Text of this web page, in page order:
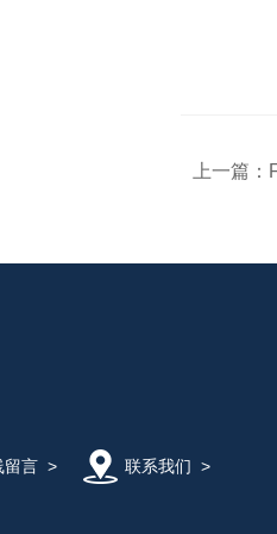
上一篇：
留言> 联系我们 >